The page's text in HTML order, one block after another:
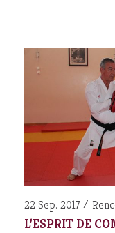
22 Sep. 2017
L’ESPRIT DE